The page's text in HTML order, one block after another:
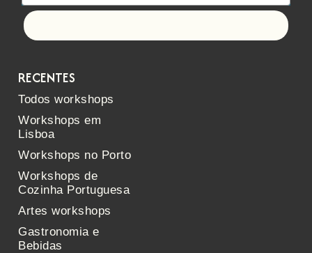
RECENTES
Todos workshops
Workshops em
Lisboa
Workshops no Porto
Workshops de
Cozinha Portuguesa
Artes workshops
Gastronomia e
Bebidas